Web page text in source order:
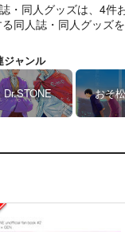
・同人グッズは、4件
同人誌・同人グッズ
ジャンル
Dr.STONE おそ